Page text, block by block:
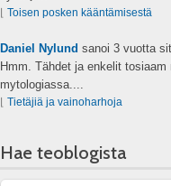
Toisen posken kääntämisestä
Daniel Nylund sanoi 3 vuotta
Hmm. Tähdet ja enkelit
mytologiassa....
Tietäjiä ja vainoharhoja
Hae teoblogista